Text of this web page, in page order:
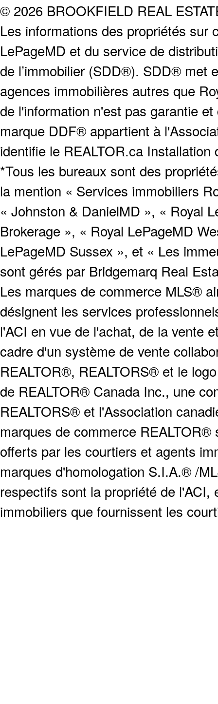
© 2026 BROOKFIELD REAL
Les informations des propriétés sur
LePageMD et du service de
de l’immobilier (SDD®). SDD® met
agences immobilières autres que
de l'information n'est pas garantie
marque DDF® appartient à
identifie le REALTOR.ca
*Tous les bureaux sont des
la mention « Services immobiliers
« Johnston & DanielMD », « Royal
Brokerage », « Royal LePageMD
LePageMD Sussex », et « Les
sont gérés par Bridgemarq Real
Les marques de commerce MLS®
désignent les services
l'ACI en vue de l'achat, de la vente
cadre d'un système de vente
REALTOR®, REALTORS® et le
de REALTOR® Canada Inc., une
REALTORS® et l'Association
marques de commerce
offerts par les courtiers et agents
marques d'homologation S.I.A.® /
respectifs sont la propriété de
immobiliers que fournissent les